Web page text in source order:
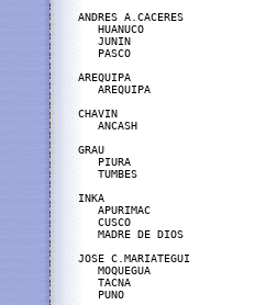
ANDRES
HUANUCO
JUNIN
PASCO
AREQUIPA
AREQUIPA
CHAVIN
ANCASH
GRAU
PIURA
TUMBES
INKA
APURIMAC
CUSCO
MADRE DE DIOS
JOSE C.MARIATEGUI
MOQUEGUA
TACNA
PUNO